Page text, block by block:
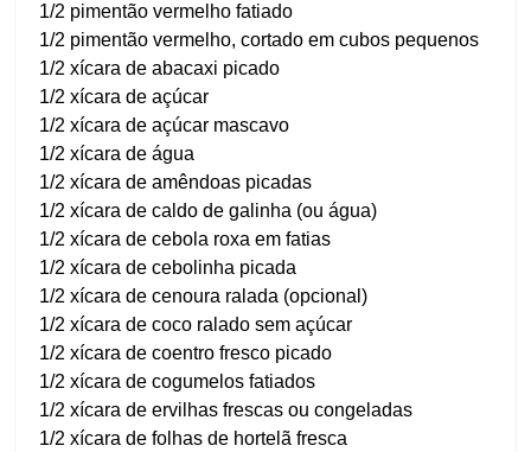
1/2 pimentão vermelho fatiado
1/2 pimentão vermelho, cortado em cubos pequenos
1/2 xícara de abacaxi picado
1/2 xícara de açúcar
1/2 xícara de açúcar mascavo
1/2 xícara de água
1/2 xícara de amêndoas picadas
1/2 xícara de caldo de galinha (ou água)
1/2 xícara de cebola roxa em fatias
1/2 xícara de cebolinha picada
1/2 xícara de cenoura ralada (opcional)
1/2 xícara de coco ralado sem açúcar
1/2 xícara de coentro fresco picado
1/2 xícara de cogumelos fatiados
1/2 xícara de ervilhas frescas ou congeladas
1/2 xícara de folhas de hortelã fresca